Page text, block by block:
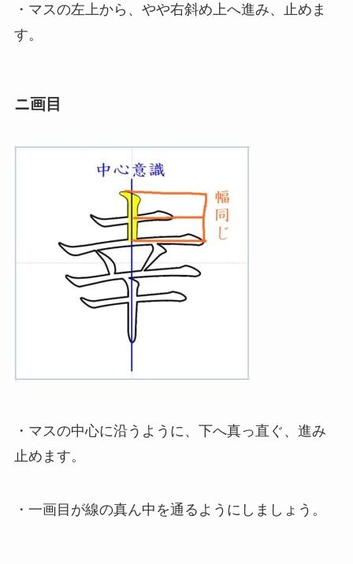
・マスの左上から、やや右斜め上へ進み、止めま
す。
ニ画目
・マスの中心に沿うように、下へ真っ直ぐ、進み
止めます。
・一画目が線の真ん中を通るようにしましょう。